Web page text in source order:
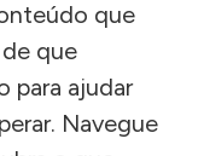
que
que
para ajudar
Navegue